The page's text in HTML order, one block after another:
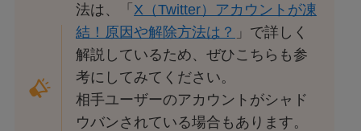
法は、「 X（Twitter）アカウントが凍
結！原因や解除方法は？ 」で詳しく
解説しているため、ぜひこちらも参
考にしてみてください。
相手ユーザーのアカウントがシャド
ウバンされている場合もあります。